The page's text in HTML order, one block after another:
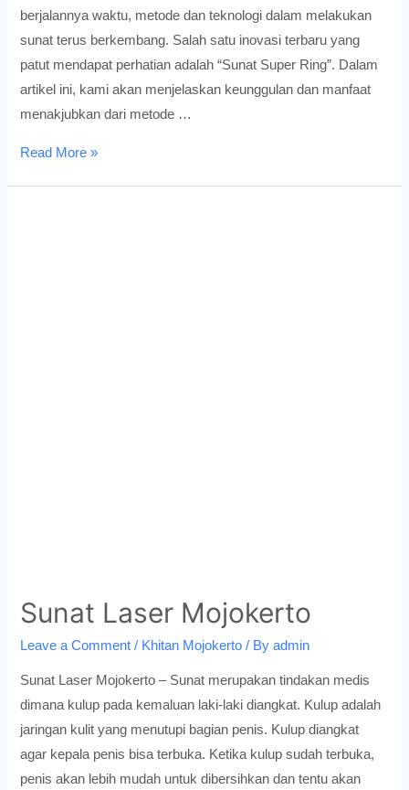
berjalannya waktu, metode dan teknologi dalam melakukan
sunat terus berkembang. Salah satu inovasi terbaru yang
patut mendapat perhatian adalah “Sunat Super Ring”. Dalam
artikel ini, kami akan menjelaskan keunggulan dan manfaat
menakjubkan dari metode …
Keunggulan
Read More »
Sunat Laser Mojokerto
Leave a Comment / Khitan Mojokerto / Byadmin
Sunat Laser Mojokerto – Sunat merupakan tindakan medis
dimana kulup pada kemaluan laki-laki diangkat. Kulup adalah
jaringan kulit yang menutupi bagian penis. Kulup diangkat
agar kepala penis bisa terbuka. Ketika kulup sudah terbuka,
penis akan lebih mudah untuk dibersihkan dan tentu akan